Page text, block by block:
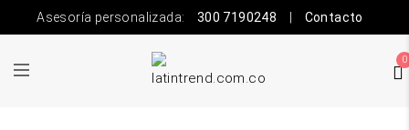
Asesoría personalizada: 300 7190248 Contacto
0